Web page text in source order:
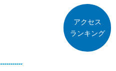
アクセス
ランキング